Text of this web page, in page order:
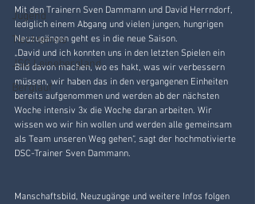
Jugend
Tischtennis
JSG Leinebergland
Berglauf
Mit den Trainern Sven Dammann und David Herrndorf,
lediglich einem Abgang und vielen jungen, hungrigen
Neuzugängen geht es in die neue Saison.
„David und ich konnten uns in den letzten Spielen ein
Bild davon machen, wo es hakt, was wir verbessern
müssen, wir haben das in den vergangenen Einheiten
bereits aufgenommen und werden ab der nächsten
Woche intensiv 3x die Woche daran arbeiten. Wir
wissen wo wir hin wollen und werden alle gemeinsam
als Team unseren Weg gehen“, sagt der hochmotivierte
DSC-Trainer Sven Dammann.
Manschaftsbild, Neuzugänge und weitere Infos folgen